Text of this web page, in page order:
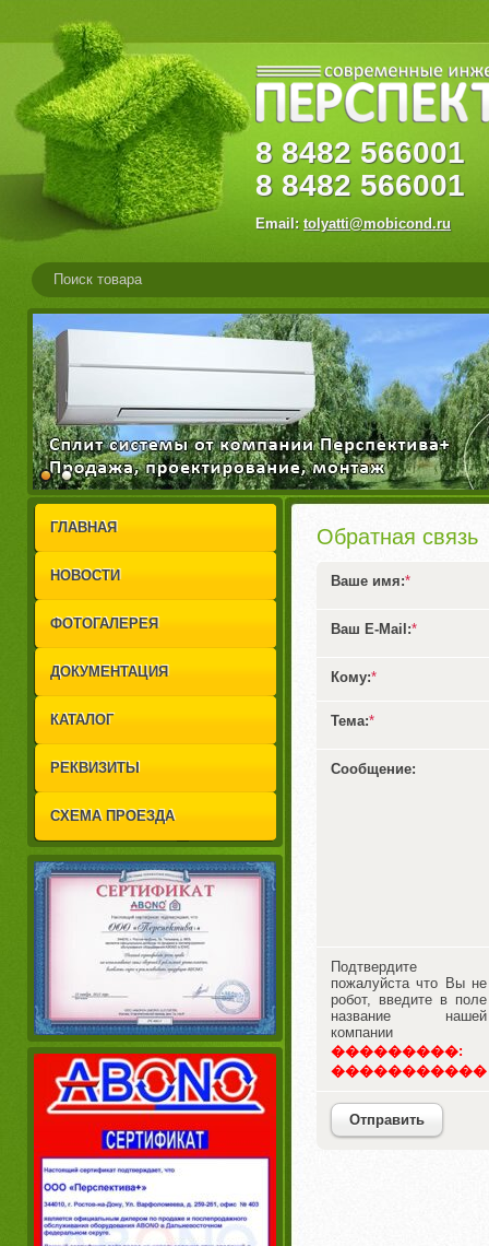
8 8482
8 8482 566001
Email: tolyatti@mobicond.ru
1
2
ГЛАВНАЯ
НОВОСТИ
ФОТОГАЛЕРЕЯ
ДОКУМЕНТАЦИЯ
КАТАЛОГ
РЕКВИЗИТЫ
СХЕМА ПРОЕЗДА
Обратная связь
Ваше имя:*
Ваш E-Mail:*
Кому:*
Тема:*
Сообщение:
Подтвердите
пожалуйста что Вы не
робот, введите в поле
название нашей
компании
Отправить